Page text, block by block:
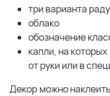
три варианта
облако
обозначение
капли, на
от руки или в
Декор можно